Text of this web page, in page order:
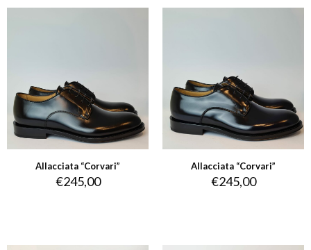
Allacciata “Corvari”
€245,00
Allacciata “Corvari”
€245,00